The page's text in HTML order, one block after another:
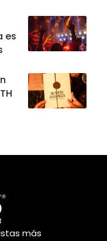
es
más